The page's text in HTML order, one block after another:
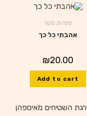
ספרות מקור
אהבתי כל כך
₪20.00
Add to cart